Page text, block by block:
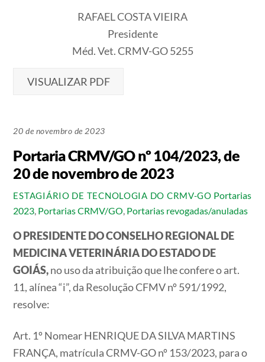
RAFAEL COSTA VIEIRA
Presidente
Méd. Vet. CRMV-GO 5255
VISUALIZAR PDF
20 de novembro de 2023
Portaria CRMV/GO nº 104/2023, de
20 de novembro de 2023
ESTAGIÁRIO DE TECNOLOGIA DO CRMV-GO Portarias
2023, Portarias CRMV/GO, Portarias revogadas/anuladas
O PRESIDENTE DO CONSELHO REGIONAL DE
MEDICINA VETERINÁRIA DO ESTADO DE
GOIÁS,no uso da atribuição que lhe confere o art.
11, alínea “i”, da Resolução CFMV nº 591/1992,
resolve:
Art. 1º Nomear HENRIQUE DA SILVA MARTINS
FRANÇA, matrícula CRMV-GO nº 153/2023, para o